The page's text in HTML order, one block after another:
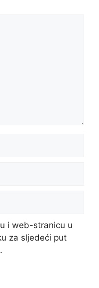
i web-stranicu u
za sljedeći put